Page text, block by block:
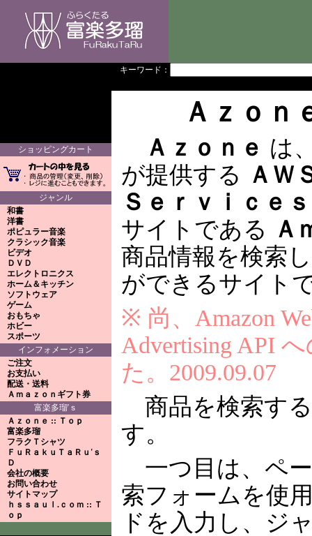
ショッピングカート
ジャンル
和書
洋書
ポピュラー音楽
クラシック音楽
ビデオ
ＤＶＤ
エレクトロニクス
ホーム＆キッチン
ソフトウェア
ゲーム
おもちゃ
ホビー
スポーツ
インフォメーション
ご注文
お支払い
配送・送料
Ａｍａｚｏｎギフト券
富楽多瑠'ｓ
Ａｚｏｎｅ :: Ｔｏｐ
富楽多瑠
フラクＴシャツ
ＦｕＲａｋｕＴａＲｕ'ｓ
Ｄ
会社の概要
お問い合わせ
サイトマップ
ｈｓｓａｕｌ.ｃｏｍ :: Ｔ
ｏｐ
キーワード：
Ａｚｏｎ
Ａｚｏｎｅ は
が提供する ＡＷ
Ｓｅｒｖｉｃｅ
サイトである Ａ
商品情報を検索
ができるサイト
※ 尚、Amazon
Advertising API
た。2009.09.07
商品を検索す
す。
一つ目は、ペ
索フォームを使
ドを入力し、ジ